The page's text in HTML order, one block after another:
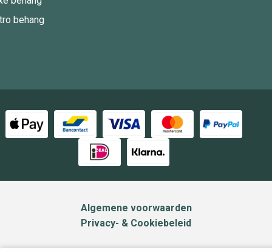
behang
Algemene voorwaarden
Privacy- & Cookiebeleid